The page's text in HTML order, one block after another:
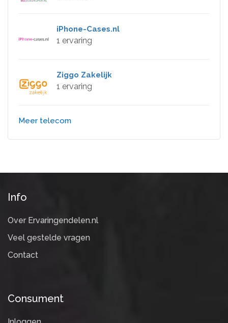
iPhone-Cases.nl
1 ervaring
Ziggo Zakelijk
1 ervaring
Meer telecom
Info
Over Ervaringendelen.nl
Veel gestelde vragen
Contact
Consument